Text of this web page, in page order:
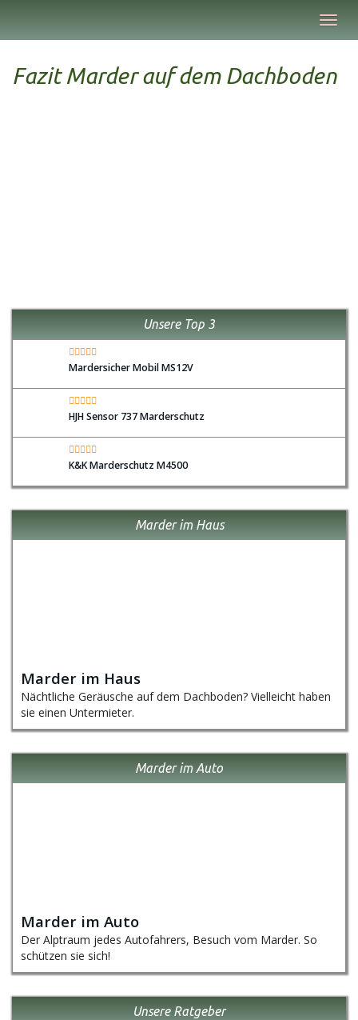
main
Fazit Marder auf dem Dachboden
Unsere Top 3
Mardersicher Mobil MS12V
HJH Sensor 737 Marderschutz
K&K Marderschutz M4500
Marder im Haus
Marder im Haus
Nächtliche Geräusche auf dem Dachboden? Vielleicht haben
sie einen Untermieter.
Marder im Auto
Marder im Auto
Der Alptraum jedes Autofahrers, Besuch vom Marder. So
schützen sie sich!
Unsere Ratgeber